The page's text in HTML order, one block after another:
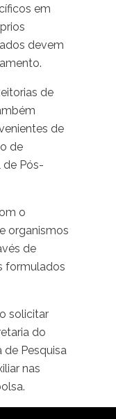
em
devem
de
de
de
de Pós-
o
organismos
de
formulados
solicitar
do
de Pesquisa
nas